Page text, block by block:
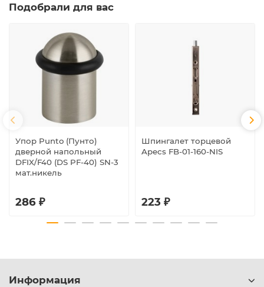
Подобрали для вас
Упор Punto (Пунто)
дверной напольный
DFIX/F40 (DS PF-40) SN-3
мат.никель
286 ₽
Шпингалет торцевой
Apecs FB-01-160-NIS
223 ₽
Информация